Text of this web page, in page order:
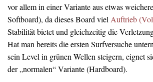
vor allem in einer Variante aus etwas
Softboard), da dieses Board viel Auftrieb
Stabilität bietet und gleichzeitig die
Hat man bereits die ersten Surfversuche
sein Level in grünen Wellen steigern, eignet
der „normalen“ Variante (Hardboard).